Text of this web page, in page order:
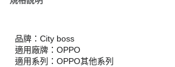
品牌：City boss
適用廠牌：OPPO
適用系列：OPPO其他系列